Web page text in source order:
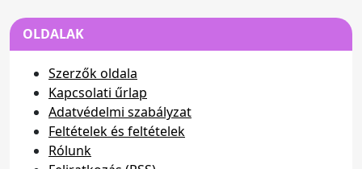
OLDALAK
Szerzők oldala
Kapcsolati űrlap
Adatvédelmi szabályzat
Feltételek és feltételek
Rólunk